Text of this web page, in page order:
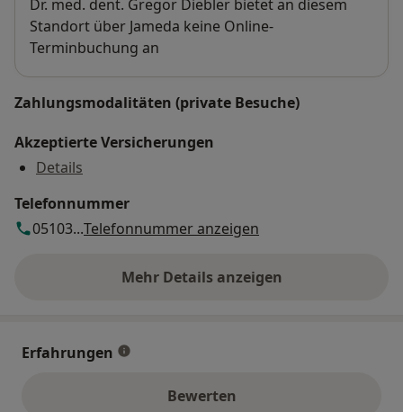
Dr. med. dent. Gregor Diebler bietet an diesem
Standort über Jameda keine Online-
Terminbuchung an
Zahlungsmodalitäten (private Besuche)
Akzeptierte Versicherungen
Details
Telefonnummer
05103...Telefonnummer anzeigen
Mehr Details anzeigen
über die Adresse
Erfahrungen
Bewerten